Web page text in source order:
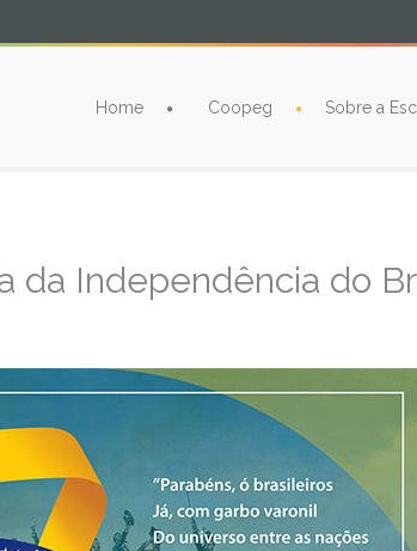
Home Coopeg Sobre a
da Independência do